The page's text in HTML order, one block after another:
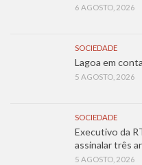
6 AGOSTO, 2026
SOCIEDADE
Lagoa em
5 AGOSTO, 2026
SOCIEDADE
Executivo da
assinalar três
5 AGOSTO, 2026